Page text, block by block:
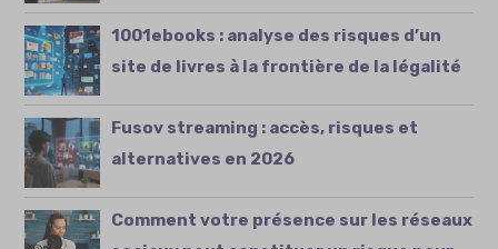
1001ebooks : analyse des risques d’un
site de livres à la frontière de la légalité
Fusov streaming : accès, risques et
alternatives en 2026
Comment votre présence sur les réseaux